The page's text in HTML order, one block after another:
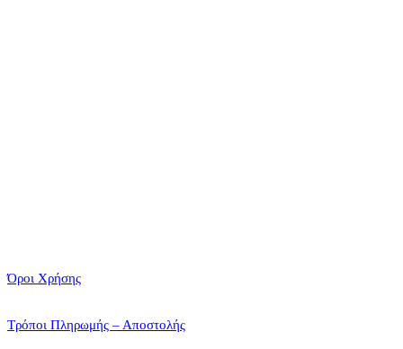
Όροι Χρήσης
Τρόποι Πληρωμής – Αποστολής